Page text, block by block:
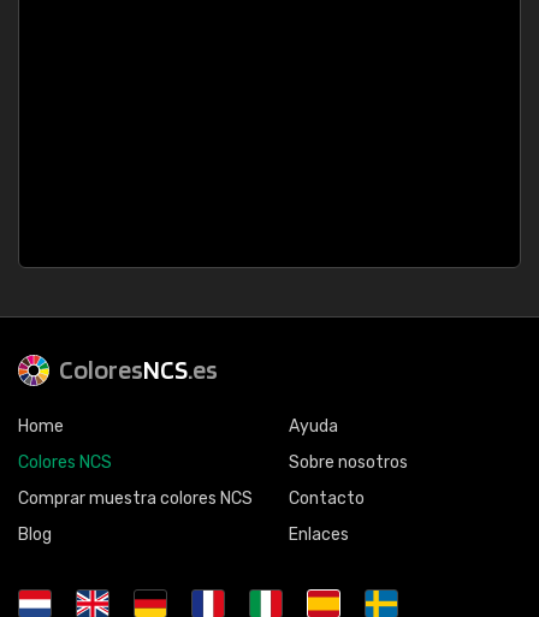
ColoresNCS.es
Home
Colores NCS
Comprar muestra colores NCS
Blog
Ayuda
Sobre nosotros
Contacto
Enlaces